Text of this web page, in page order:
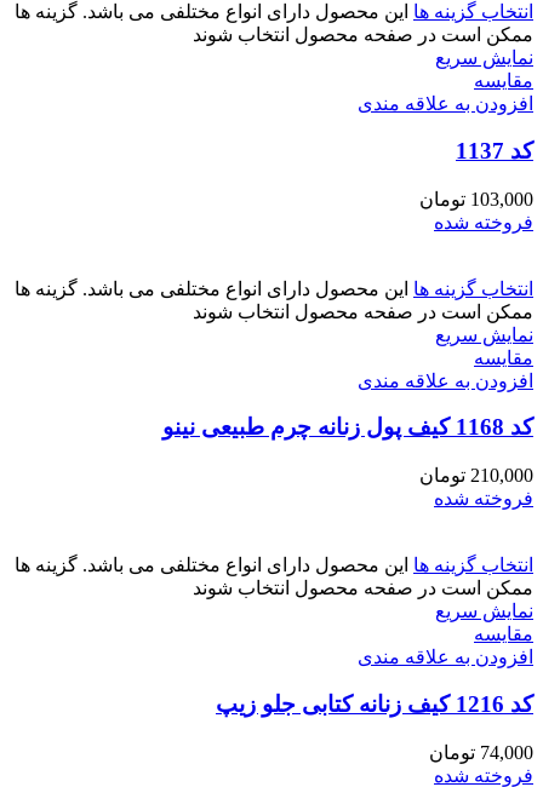
انتخاب گزینه ها این محصول دارای انواع مختلفی می باشد. گزینه ها
ممکن است در صفحه محصول انتخاب شوند
نمایش سریع
مقايسه
افزودن به علاقه مندی
کد 1137
103,000 تومان
فروخته شده
انتخاب گزینه ها این محصول دارای انواع مختلفی می باشد. گزینه ها
ممکن است در صفحه محصول انتخاب شوند
نمایش سریع
مقايسه
افزودن به علاقه مندی
کد 1168 کیف پول زنانه چرم طبیعی نینو
210,000 تومان
فروخته شده
انتخاب گزینه ها این محصول دارای انواع مختلفی می باشد. گزینه ها
ممکن است در صفحه محصول انتخاب شوند
نمایش سریع
مقايسه
افزودن به علاقه مندی
کد 1216 کیف زنانه کتابی جلو زیپ
74,000 تومان
فروخته شده